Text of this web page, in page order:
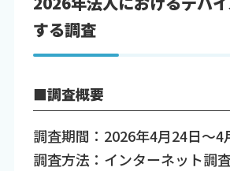
する調査
■調査概要
調査期間：2026年4月24日～4
調査方法：インターネット調